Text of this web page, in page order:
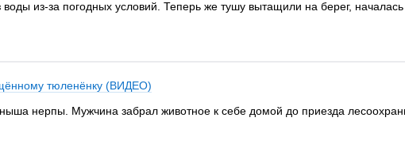
из-за погодных условий. Теперь же тушу вытащили на берег, началась
тюленёнку (ВИДЕО)
нерпы. Мужчина забрал животное к себе домой до приезда